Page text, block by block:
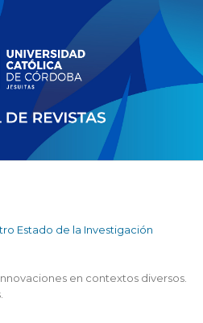
Estado de la Investigación
en contextos diversos.